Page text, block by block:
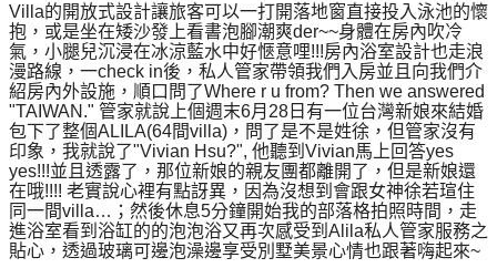
Villa的開放式設計讓旅客可以一打開落地窗直接投入泳池的懷
抱，或是坐在矮沙發上看書泡腳潮爽der~~身體在房內吹冷
氣，小腿兒沉浸在冰涼藍水中好愜意哩!!!房內浴室設計也走浪
漫路線，一check in後，私人管家帶領我們入房並且向我們介
紹房內外設施，順口問了Where r u from? Then we answered
"TAIWAN." 管家就說上個週末6月28日有一位台灣新娘來結婚
包下了整個ALILA(64間villa)，問了是不是姓徐，但管家沒有
印象，我就說了"Vivian Hsu?", 他聽到Vivian馬上回答yes
yes!!!並且透露了，那位新娘的親友團都離開了，但是新娘還
在哦!!!! 老實說心裡有點訝異，因為沒想到會跟女神徐若瑄住
同一間villa… ；然後休息5分鐘開始我的部落格拍照時間，走
進浴室看到浴缸的的泡泡浴又再次感受到Alila私人管家服務之
貼心，透過玻璃可邊泡澡邊享受別墅美景心情也跟著嗨起來~